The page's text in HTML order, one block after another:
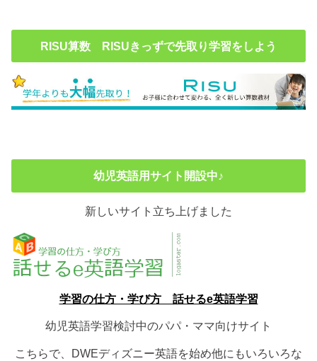
RISU算数 RISUきっずで先取り学習をしよう
幼児英語用サイト開設中♪
新しいサイト立ち上げました
学習の仕方・学び方 話せるe英語学習
幼児英語学習検討中のパパ・ママ向けサイト
こちらで、DWEディズニー英語を始め他にもいろいろな